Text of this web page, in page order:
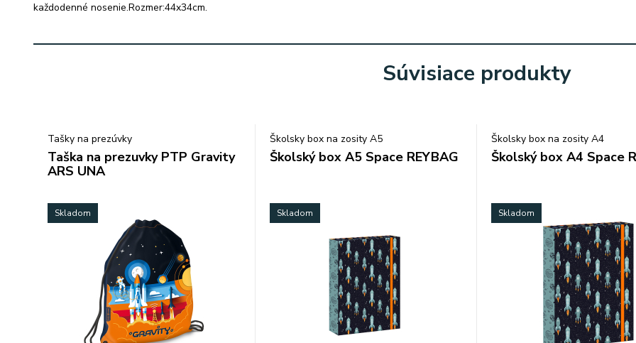
každodenné nosenie.Rozmer:44x34cm.
Súvisiace produkty
Tašky na prezúvky
Taška na prezuvky PTP Gravity
ARS UNA
Skladom
Školsky box na zosity A5
Školský box A5 Space REYBAG
Skladom
Školsky box na zosity A4
Školský box A4 Space
Skladom